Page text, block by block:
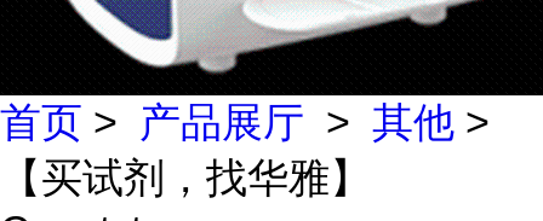
首页 > 产品展厅 > 其他 >
【买试剂，找华雅】